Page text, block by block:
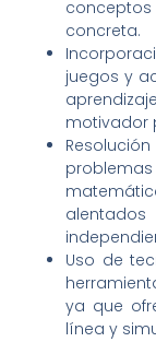
concreta.
juegos y
motivador
Uso de
ya que
línea y